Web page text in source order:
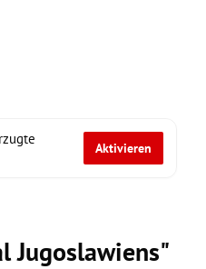
Aktivieren
Jugoslawiens"